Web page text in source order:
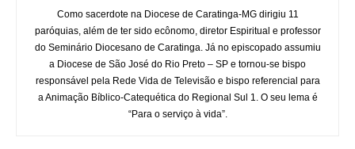
Como sacerdote na Diocese de Caratinga-MG dirigiu 11
paróquias, além de ter sido ecônomo, diretor Espiritual e professor
do Seminário Diocesano de Caratinga. Já no episcopado assumiu
a Diocese de São José do Rio Preto – SP e tornou-se bispo
responsável pela Rede Vida de Televisão e bispo referencial para
a Animação Bíblico-Catequética do Regional Sul 1. O seu lema é
“Para o serviço à vida”.